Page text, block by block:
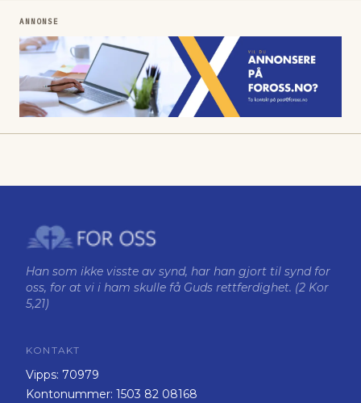
ANNONSE
Han som ikke visste av synd, har han gjort til synd for
oss, for at vi i ham skulle få Guds rettferdighet. (2 Kor
5,21)
KONTAKT
Vipps: 70979
Kontonummer: 1503 82 08168